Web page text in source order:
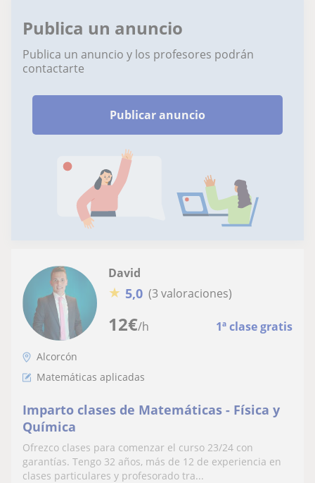
Publica un anuncio
Publica un anuncio y los profesores podrán
contactarte
Publicar anuncio
12€/h 1ª clase gratis
David
★ 5,0 (3 valoraciones)
Alcorcón
Matemáticas aplicadas
Imparto clases de Matemáticas - Física y
Química
Ofrezco clases para comenzar el curso 23/24 con
garantías. Tengo 32 años, más de 12 de experiencia en
clases particulares y profesorado tra...